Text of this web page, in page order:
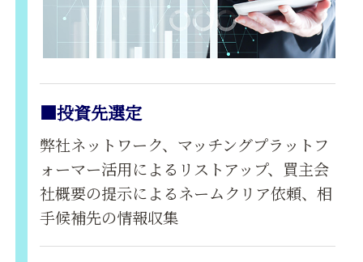
■投資先選定
弊社ネットワーク、マッチングプラットフ
ォーマー活用によるリストアップ、買主会
社概要の提示によるネームクリア依頼、相
手候補先の情報収集